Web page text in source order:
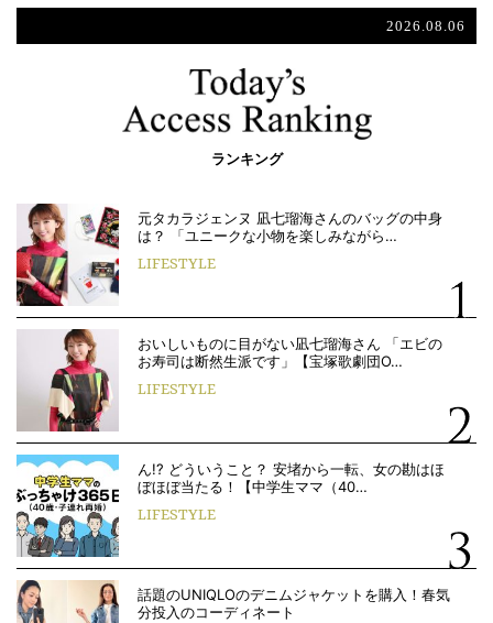
2026.08.06
ランキング
元タカラジェンヌ 凪七瑠海さんのバッグの中身
は？ 「ユニークな小物を楽しみながら…
LIFESTYLE
おいしいものに目がない凪七瑠海さん 「エビの
お寿司は断然生派です」【宝塚歌劇団O…
LIFESTYLE
ん!? どういうこと？ 安堵から一転、女の勘はほ
ぼほぼ当たる！【中学生ママ（40…
LIFESTYLE
話題のUNIQLOのデニムジャケットを購入！春気
分投入のコーディネート